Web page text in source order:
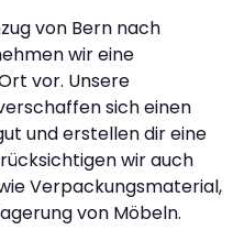
von Bern nach
wir eine
vor. Unsere
sich einen
und erstellen dir eine
wir auch
Verpackungsmaterial,
von Möbeln.